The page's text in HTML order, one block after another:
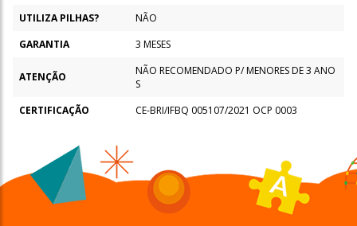
UTILIZA PILHAS?
NÃO
GARANTIA
3 MESES
ATENÇÃO
NÃO RECOMENDADO P/ MENORES DE 3 ANO
S
CERTIFICAÇÃO
CE-BRI/IFBQ 005107/2021 OCP 0003